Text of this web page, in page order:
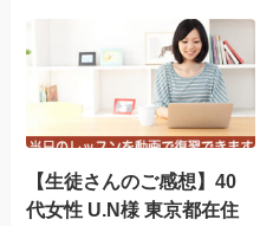
【生徒さんのご感想】40
代女性 U.N様 東京都在住